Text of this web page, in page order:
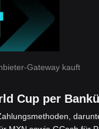
Gateway kauft
Cup per